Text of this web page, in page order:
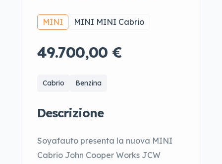
MINI MINI MINI Cabrio
49.700,00 €
Cabrio Benzina
Descrizione
Soyafauto presenta la nuova MINI
Cabrio John Cooper Works JCW